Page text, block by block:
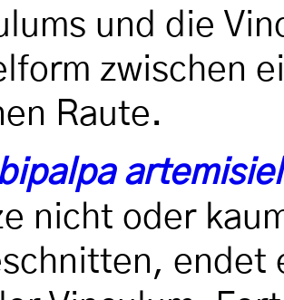
und die
zwischen
Raute.
nicht oder
endet